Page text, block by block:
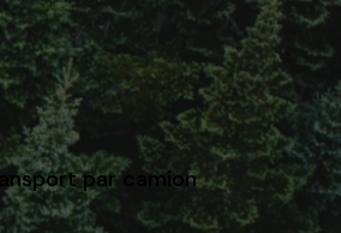
par camion